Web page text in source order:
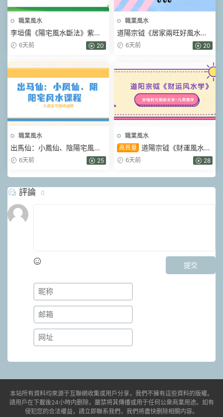
職業風水
李垣儒《陽宅風水斷法》紫玄
風水大成一實訓班9講視頻課
6天前 20
職業風水
道陽宗钺《居家兩旺好風水》
19集視頻
6天前 20
職業風水
出馬仙：小鳳仙、陰陽宅風水
課程 視頻56集+圖片筆記
6天前 25
職業風水
高質量 道陽宗钺《财運風水
學》34集視頻
6天前 28
評論 0
提交
本站所有資料均來源于互聯網收集或用戶分享，我們不擁有這些資料的版權。
請用戶在下載後24小時内删除，嚴禁将其傳播或用于任何公衆商業用途。如有
侵犯您的合法權益，請立即聯系我們，我們将盡快删除相關内容。